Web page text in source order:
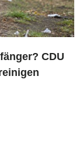
CDU